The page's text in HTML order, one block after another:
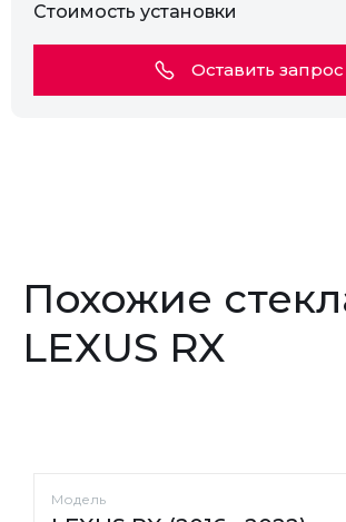
Стоимость установки
Оставить запрос
Похожие
LEXUS RX
Модель